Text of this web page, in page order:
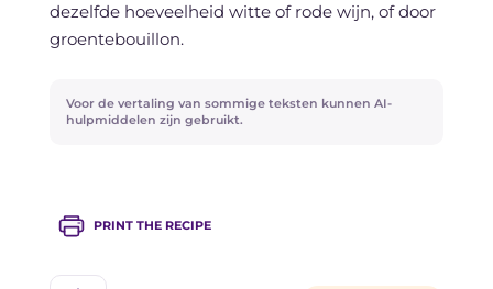
dezelfde hoeveelheid witte of rode wijn, of door
groentebouillon.
Voor de vertaling van sommige teksten kunnen AI-
hulpmiddelen zijn gebruikt.
PRINT THE RECIPE